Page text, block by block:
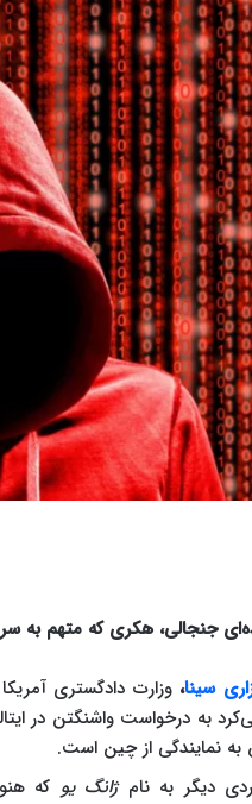
جنجالی، هکری که متهم به
سینا،وزارت دادگستری
به درخواست واشنگتن در
نمایندگی از چین است.
دیگر به نامژانگ یو